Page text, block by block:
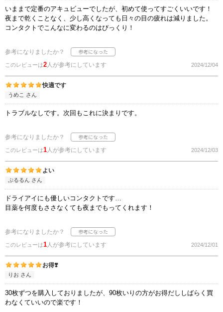
いままで定番のアキュビューでしたが、初めて使ってすごくいいです！
夜まで乾くことなく、少し高くなっても日々の目の疲れは減りました。
コンタクトでこんなに変わるのはびっくり！
参考になりましたか？
このレビューは2人が参考にしています 2024/12/04
快適です
うめこ さん
トラブルなしです。次回もこれに決まりです。
参考になりましたか？
このレビューは1人が参考にしています 2024/12/03
よい
ぷるるん さん
ドライアイにも優しいコンタクトです…
目薬を何度もささなくても夜までもってくれます！
参考になりましたか？
このレビューは1人が参考にしています 2024/12/01
お得❣️
りお さん
30枚ずつを購入しておりましたが、90枚いりの方がお得だししばらく買
わなくていいので楽です！